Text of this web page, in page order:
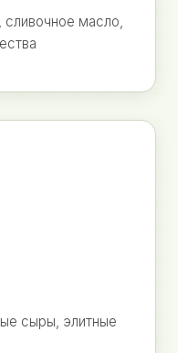
сливочное масло,
сыры, элитные